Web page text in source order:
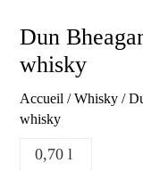
Dun
whisky
Accueil /Whisky /
whisky
0,70 l